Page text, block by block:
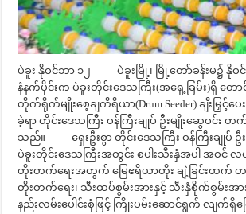
ပဲခူး နိုဝင်ဘာ ၁၂ ပဲခူးမြို့၊ မြို့တော်ခန်းမ၌ နိုဝ
နံနက်ပိုင်းက ပဲခူးတိုင်းဒေသကြီး(အရှေ့ခြမ်း)ရှိ တေ
တိုက်ရိုက်မျိုးစေ့ချကိရိယာ(Drum Seeder) ချီးမြှင့်ပ
ခဲ့ရာ တိုင်းဒေသကြီး ဝန်ကြီးချုပ် ဦးမျိုးဆွေဝင်း တက်
သည်။ ရှေးဦးစွာ တိုင်းဒေသကြီး ဝန်ကြီးချုပ် ဦ
ပဲခူးတိုင်းဒေသကြီးအတွင်း စပါးသီးနှံအပါ အဝင်
တိုးတက်ရေးအတွက် မြေဧရိယာတိုး ချဲ့ခြင်းထက်
တိုးတက်ရေး၊ သီးထပ်စွမ်းအားနှင့် သီးနှံစိုက်စွမ်း
နည်းလမ်းပေါင်းစုံဖြင့် ကြိုးပမ်းဆောင်ရွက် လျက်ရှိက